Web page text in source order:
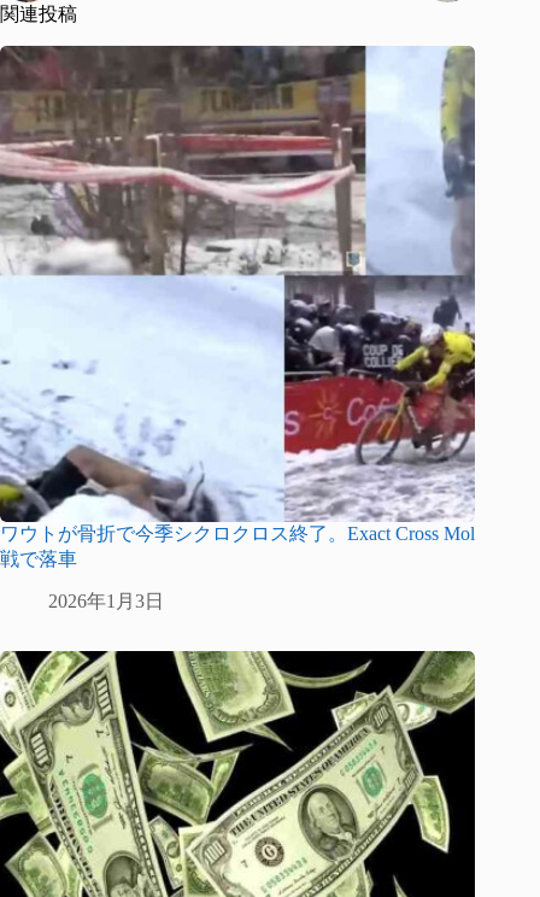
関連投稿
ワウトが骨折で今季シクロクロス終了。Exact Cross Mol
戦で落車
2026年1月3日